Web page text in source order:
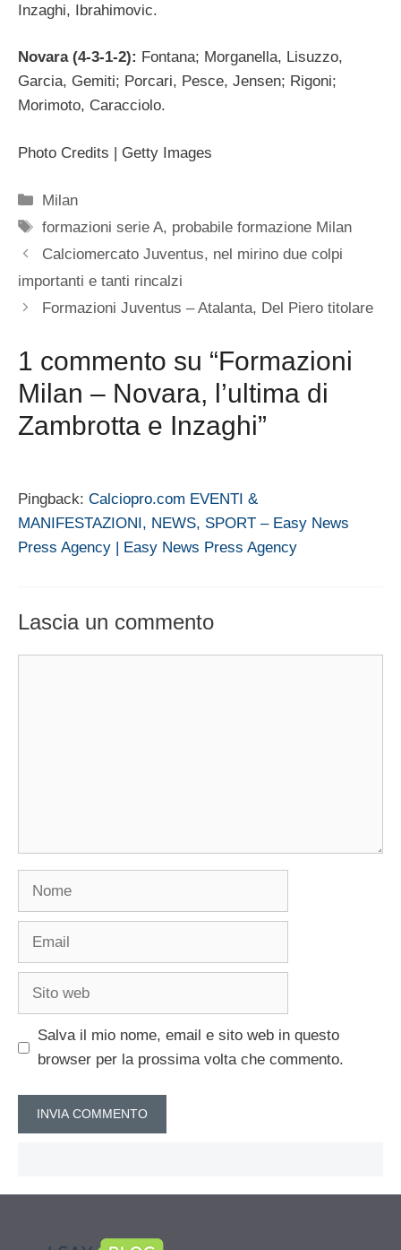
Inzaghi, Ibrahimovic.
Novara (4-3-1-2): Fontana; Morganella, Lisuzzo,
Garcia, Gemiti; Porcari, Pesce, Jensen; Rigoni;
Morimoto, Caracciolo.
Photo Credits | Getty Images
Categorie
Milan
Tag
formazioni serie A, probabile formazione Milan
Calciomercato Juventus, nel mirino due colpi
importanti e tanti rincalzi
Formazioni Juventus – Atalanta, Del Piero titolare
1 commento su “Formazioni
Milan – Novara, l’ultima di
Zambrotta e Inzaghi”
Pingback: Calciopro.com EVENTI &
MANIFESTAZIONI, NEWS, SPORT – Easy News
Press Agency | Easy News Press Agency
Lascia un commento
Nome
Email
Sito
Salva il mio nome, email e sito web in questo
browser per la prossima volta che commento.